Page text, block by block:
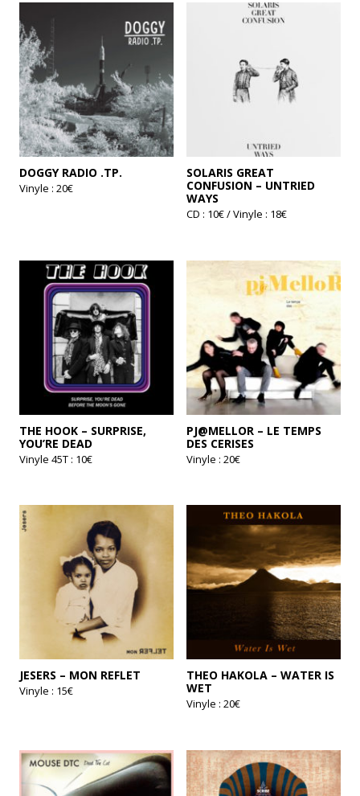
DOGGY RADIO .TP.
Vinyle : 20€
SOLARIS GREAT
CONFUSION – UNTRIED
WAYS
CD : 10€ / Vinyle : 18€
plusieurs
options
choisies
sur
page
du
produit
THE HOOK – SURPRISE,
YOU’RE DEAD
Vinyle 45T : 10€
PJ@MELLOR – LE TEMPS
DES CERISES
Vinyle : 20€
JESERS – MON REFLET
Vinyle : 15€
THEO HAKOLA – WATER IS
WET
Vinyle : 20€